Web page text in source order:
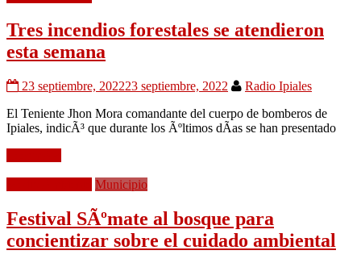
Tres incendios forestales se atendieron
esta semana
23 septiembre, 202223 septiembre, 2022
Radio Ipiales
El Teniente Jhon Mora comandante del cuerpo de bomberos de
Ipiales, indicÃ³ que durante los Ãºltimos dÃ­as se han presentado
Municipio
Festival SÃºmate al bosque para
concientizar sobre el cuidado ambiental